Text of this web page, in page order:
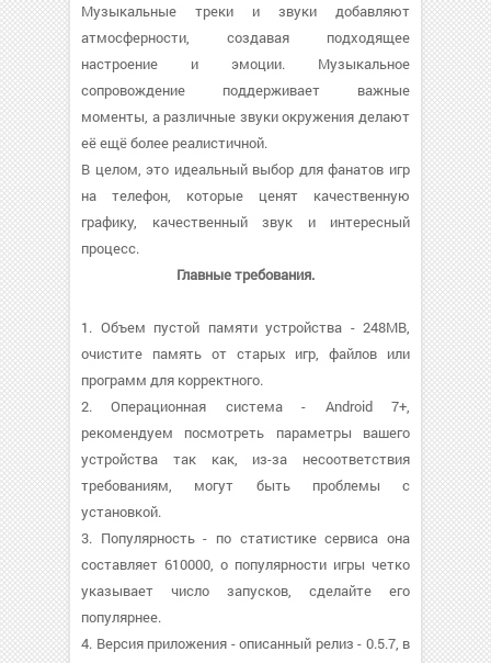
Музыкальные треки и звуки добавляют
атмосферности, создавая подходящее
настроение и эмоции. Музыкальное
сопровождение поддерживает важные
моменты, а различные звуки окружения делают
её ещё более реалистичной.
В целом, это идеальный выбор для фанатов игр
на телефон, которые ценят качественную
графику, качественный звук и интересный
процесс.
Главные требования.
1. Объем пустой памяти устройства - 248MB,
очистите память от старых игр, файлов или
программ для корректного.
2. Операционная система - Android 7+,
рекомендуем посмотреть параметры вашего
устройства так как, из-за несоответствия
требованиям, могут быть проблемы с
установкой.
3. Популярность - по статистике сервиса она
составляет 610000, о популярности игры четко
указывает число запусков, сделайте его
популярнее.
4. Версия приложения - описанный релиз - 0.5.7, в